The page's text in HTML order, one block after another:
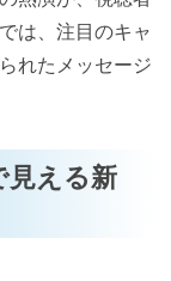
は、注目のキャ
れたメッセージ
見える新